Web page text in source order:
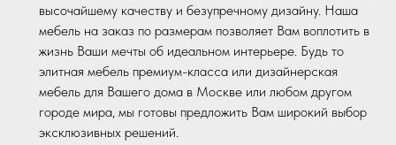
высочайшему качеству и безупречному дизайну. Наша
мебель на заказ по размерам позволяет Вам воплотить в
жизнь Ваши мечты об идеальном интерьере. Будь то
элитная мебель премиум-класса или дизайнерская
мебель для Вашего дома в Москве или любом другом
городе мира, мы готовы предложить Вам широкий выбор
эксклюзивных решений.